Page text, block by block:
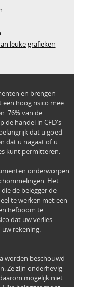
leuke grafieken
en brengen
hoog risico mee
76% van de
de handel in CFD's
dat u goed
dat u nagaat of u
kunt permitteren.
onderworpen
Het
de belegger de
te werken met een
hefboom te
dat uw verlies
uw rekening.
worden beschouwd
Ze zijn onderhevig
mogelijk niet